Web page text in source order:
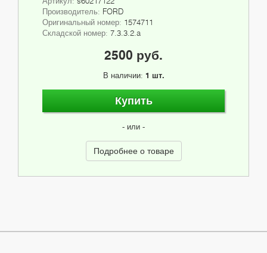
Производитель: FORD
Оригинальный номер: 1574711
Складской номер: 7.3.3.2.a
2500 руб.
В наличии: 1 шт.
Купить
- или -
Подробнее о товаре